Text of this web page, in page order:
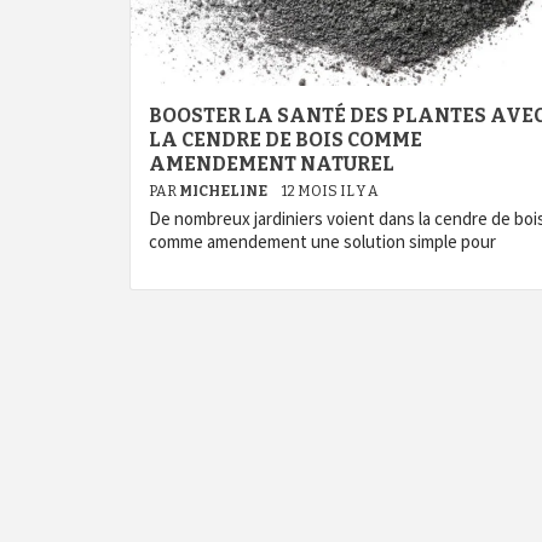
BOOSTER LA SANTÉ DES PLANTES
LA CENDRE DE BOIS COMME
AMENDEMENT NATUREL
PAR MICHELINE 12 MOIS IL Y A
De nombreux jardiniers voient dans la cendre de
comme amendement une solution simple pour